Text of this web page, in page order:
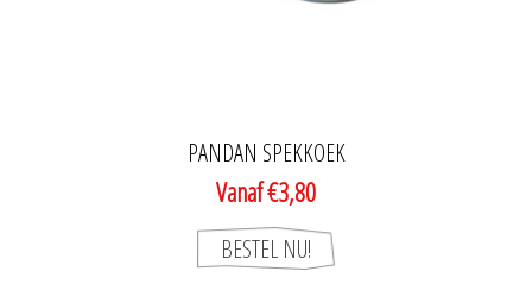
PANDAN SPEKKOEK
Vanaf €3,80